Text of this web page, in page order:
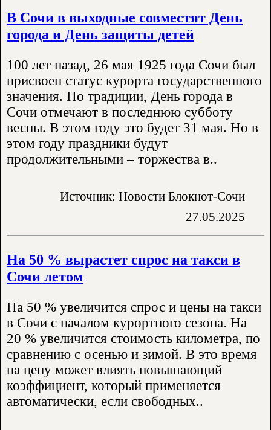
В Сочи в выходные совместят День
города и День защиты детей
100 лет назад, 26 мая 1925 года Сочи был
присвоен статус курорта государственного
значения. По традиции, День города в
Сочи отмечают в последнюю субботу
весны. В этом году это будет 31 мая. Но в
этом году праздники будут
продолжительными – торжества в..
Источник: Новости Блокнот-Сочи
27.05.2025
На 50 % вырастет спрос на такси в
Сочи летом
На 50 % увеличится спрос и цены на такси
в Сочи с началом курортного сезона. На
20 % увеличится стоимость километра, по
сравнению с осенью и зимой. В это время
на цену может влиять повышающий
коэффициент, который применяется
автоматически, если свободных..